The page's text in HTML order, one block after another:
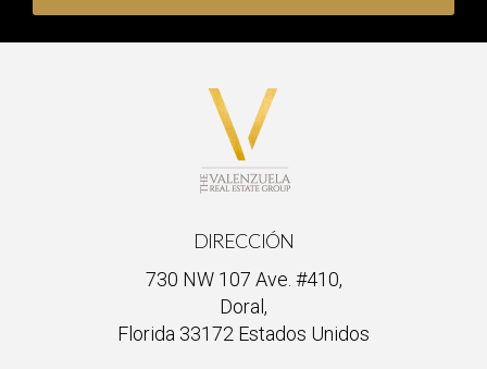
DIRECCIÓN
730 NW 107 Ave. #410,
Doral,
Florida 33172 Estados Unidos